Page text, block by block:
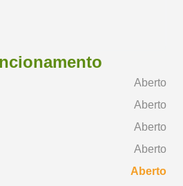
Aberto
Aberto
Aberto
Aberto
Aberto